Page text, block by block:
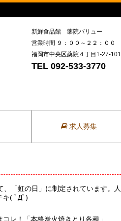
新鮮食品館 薬院バリュー
営業時間 ９：００～２２：００
福岡市中央区薬院４丁目1-27-101
TEL 092-533-3770
求人募集
「虹の日」に制定されています。人
キ( ﾟДﾟ)
レ！「本格炭火焼きとり各種」